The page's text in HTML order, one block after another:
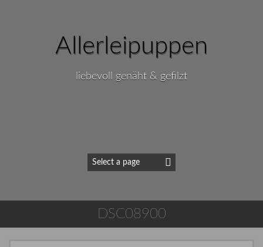
Allerleipuppen
liebevoll genäht & gefilzt
DSC08900